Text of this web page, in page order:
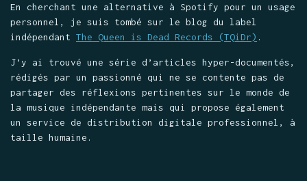
En cherchant une alternative à Spotify pour un usage
personnel, je suis tombé sur le blog du label
indépendant The Queen is Dead Records (TQiDr) .
J’y ai trouvé une série d’articles hyper-documentés,
rédigés par un passionné qui ne se contente pas de
partager des réflexions pertinentes sur le monde de
la musique indépendante mais qui propose également
un service de distribution digitale professionnel, à
taille humaine.